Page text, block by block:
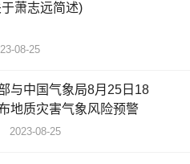
萧志远简述)
08-25
与中国气象局8月25日18
地质灾害气象风险预警
2023-08-25